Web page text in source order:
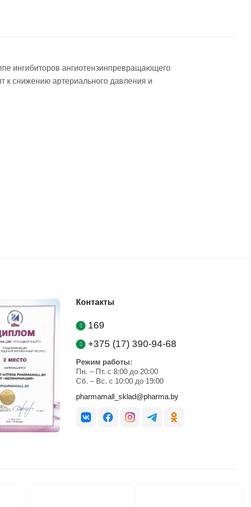
ингибиторов ангиотензинпревращающего
снижению артериального давления и
Контакты
169
+375 (17) 390-94-68
Режим работы:
Пн. – Пт. с 8:00 до 20:00
Cб. – Вс. с 10:00 до 19:00
pharmamall_sklad@pharma.by